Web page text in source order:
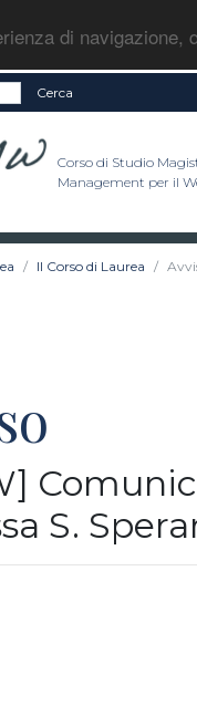
di navigazione,
Cerca
Corso di Studio
Management per il
Il Corso di Laurea
S.